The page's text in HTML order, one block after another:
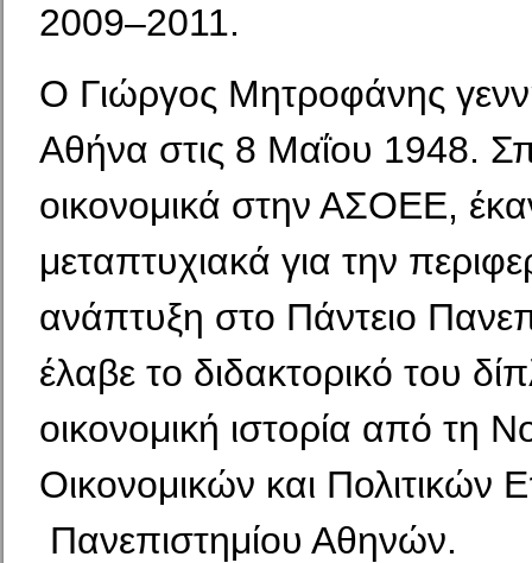
2009–2011.
Ο Γιώργος Μητροφάνης
Αθήνα στις 8 Μαΐου 1948.
οικονομικά στην ΑΣΟΕΕ,
μεταπτυχιακά για την
ανάπτυξη στο Πάντειο
έλαβε το διδακτορικό του
οικονομική ιστορία από τη
Οικονομικών και Πολιτικών
Πανεπιστημίου Αθηνών.